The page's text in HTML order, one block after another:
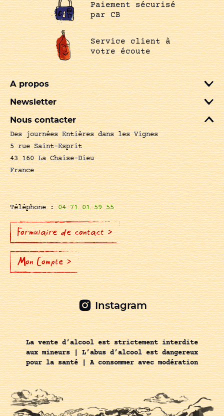
Paiement sécurisé
par CB
Service client à
votre écoute
A propos
Newsletter
Nous contacter
Des journées Entières dans les Vignes
5 rue Saint-Esprit
43 160 La Chaise-Dieu
France
Téléphone :04 71 01 59 55
Formulaire de contact >
Mon Compte >
Instagram
La vente d’alcool est strictement interdite
aux mineurs | L’abus d’alcool est dangereux
pour la santé | A consommer avec modération